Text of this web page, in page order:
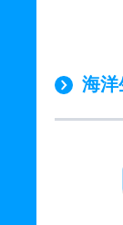
海洋